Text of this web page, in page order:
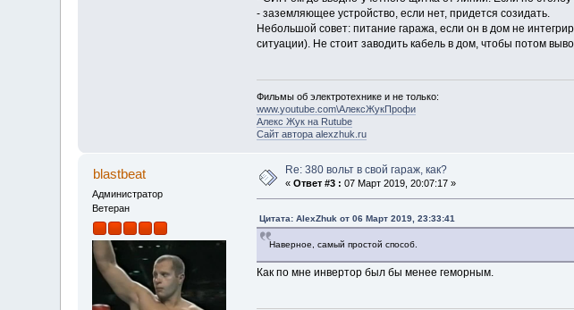
- заземляющее устройство, если нет, придется созидать.
Небольшой совет: питание гаража, если он в дом не
ситуации). Не стоит заводить кабель в дом, чтобы потом
Фильмы об электротехнике и не только:
www.youtube.com\АлексЖукПрофи
Алекс Жук на Rutube
Сайт автора alexzhuk.ru
blastbeat
Администратор
Ветеран
Re: 380 вольт в свой гараж, как?
«Ответ #3 : 07 Март 2019, 20:07:17 »
Цитата: AlexZhuk от 06 Март 2019, 23:33:41
Наверное, самый простой способ.
Как по мне инвертор был бы менее геморным.